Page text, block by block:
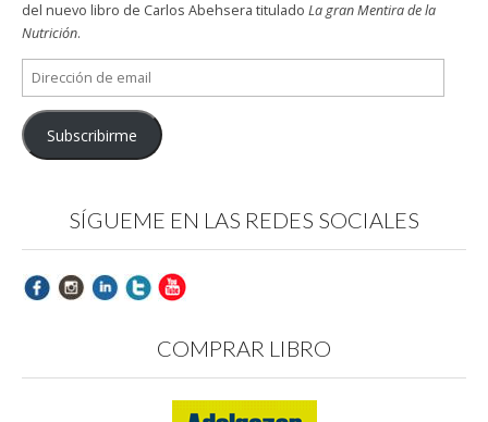
del nuevo libro de Carlos Abehsera titulado La gran Mentira de la
Nutrición.
Dirección
de
email
Subscribirme
SÍGUEME EN LAS REDES SOCIALES
COMPRAR LIBRO